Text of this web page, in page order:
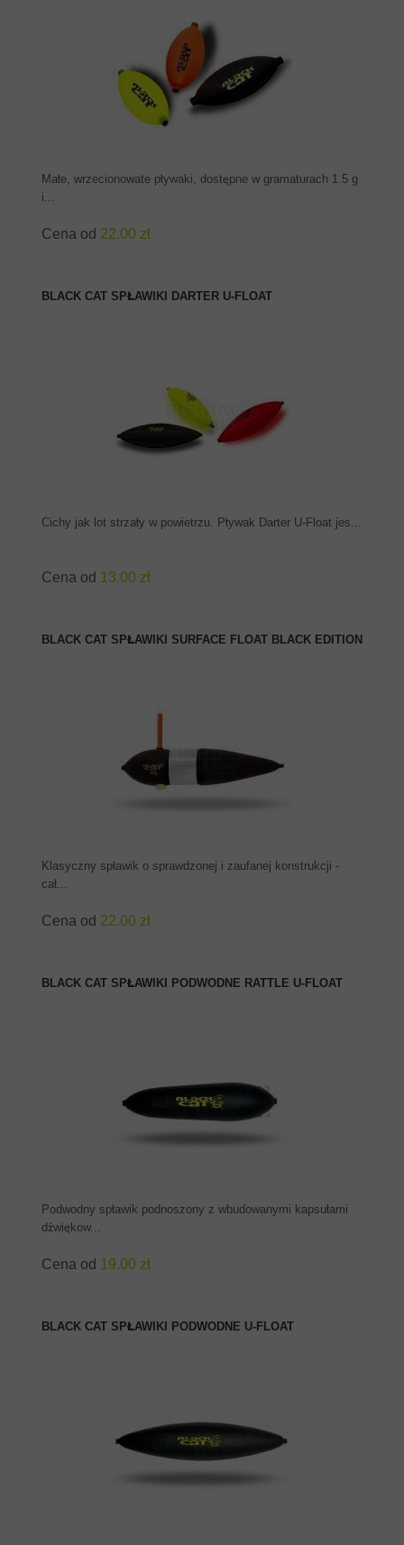
ZOBACZ PRODUKT
Małe, wrzecionowate pływaki, dostępne w gramaturach 1.5 g
i...
Cena od 22.00 zł
BLACK CAT SPŁAWIKI DARTER U-FLOAT
ZOBACZ PRODUKT
Cichy jak lot strzały w powietrzu. Pływak Darter U-Float jes...
Cena od 13.00 zł
BLACK CAT SPŁAWIKI SURFACE FLOAT BLACK EDITION
Klasyczny spławik o sprawdzonej i zaufanej konstrukcji -
cał...
Cena od 22.00 zł
BLACK CAT SPŁAWIKI PODWODNE RATTLE U-FLOAT
Podwodny spławik podnoszony z wbudowanymi kapsułami
dźwiękow...
Cena od 19.00 zł
BLACK CAT SPŁAWIKI PODWODNE U-FLOAT